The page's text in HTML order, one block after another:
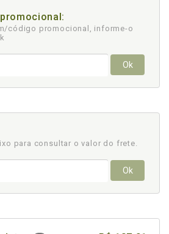
código promocional, informe-o
Ok
para consultar o valor do frete.
Ok